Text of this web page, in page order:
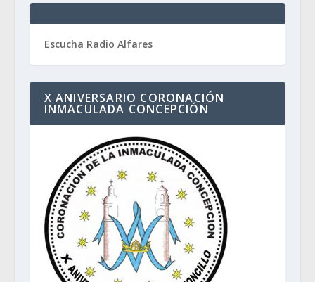
Escucha Radio Alfares
X ANIVERSARIO CORONACIÓN
INMACULADA CONCEPCIÓN